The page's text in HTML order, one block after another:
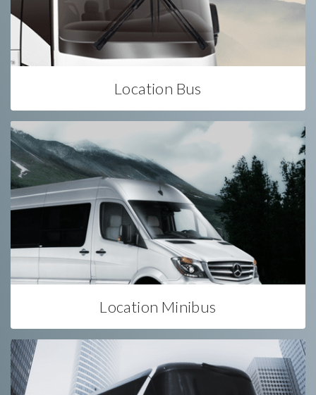
Location Bus
Location Minibus